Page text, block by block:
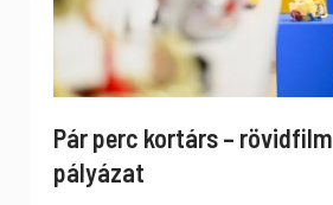
Pár perc kortárs – rövidfilm
pályázat